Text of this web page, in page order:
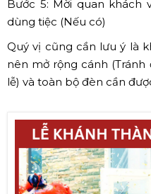
Bước 5: Mời quan khách
dùng tiệc (Nếu có)
Quý vị cũng cần lưu ý là
nên mở rộng cánh
lễ) và toàn bộ đèn cần